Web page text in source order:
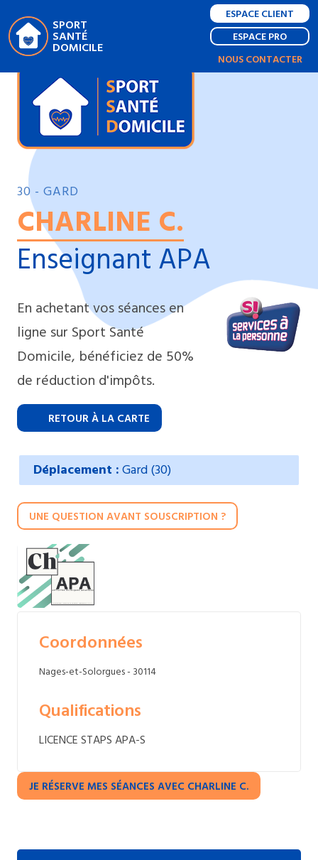
SPORT
SANTÉ
DOMICILE
ESPACE CLIENT
ESPACE PRO
NOUS CONTACTER
30 - GARD
CHARLINE C.
Enseignant APA
En achetant vos séances en
ligne sur Sport Santé
Domicile, bénéficiez de 50%
de réduction d'impôts.
RETOUR À LA CARTE
Déplacement :Gard (30)
UNE QUESTION AVANT SOUSCRIPTION ?
Coordonnées
Nages-et-Solorgues - 30114
Qualifications
LICENCE STAPS APA-S
JE RÉSERVE MES SÉANCES AVEC CHARLINE C.